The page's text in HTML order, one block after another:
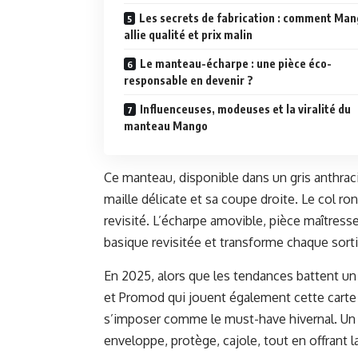
Les secrets de fabrication : comment
allie qualité et prix malin
Le manteau-écharpe : une pièce éco-
responsable en devenir ?
Influenceuses, modeuses et la viralité du
manteau Mango
Ce manteau, disponible dans un gris
maille délicate et sa coupe droite. Le col
revisité. L’écharpe amovible, pièce
basique revisitée et transforme chaque
En 2025, alors que les tendances battent
et Promod qui jouent également cette
s’imposer comme le must-have hivernal.
enveloppe, protège, cajole, tout en offrant